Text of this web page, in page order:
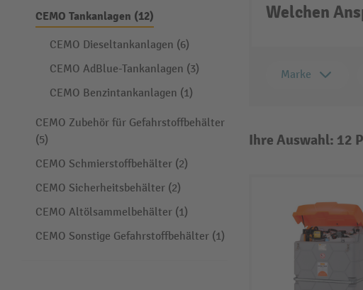
CEMO Tankanlagen (12)
CEMO Dieseltankanlagen (6)
CEMO AdBlue-Tankanlagen (3)
CEMO Benzintankanlagen (1)
CEMO Zubehör für Gefahrstoffbehälter
(5)
CEMO Schmierstoffbehälter (2)
CEMO Sicherheitsbehälter (2)
CEMO Altölsammelbehälter (1)
CEMO Sonstige Gefahrstoffbehälter (1)
Welchen
Marke
Ihre Auswahl: 12